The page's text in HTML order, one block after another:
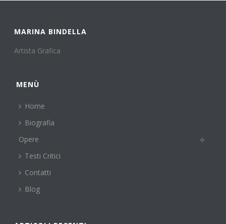
MARINA BINDELLA
Artista Grafica
MENÙ
Home
Biografia
Opere
Testi Critici
Contatti
Blog